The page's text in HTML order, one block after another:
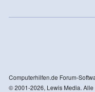
Computerhilfen.de Forum-
© 2001-2026, Lewis Media.